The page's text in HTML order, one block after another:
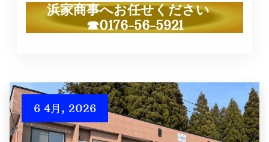
浜家商事へお任せください
☎0176-56-5921
6 4月, 2026